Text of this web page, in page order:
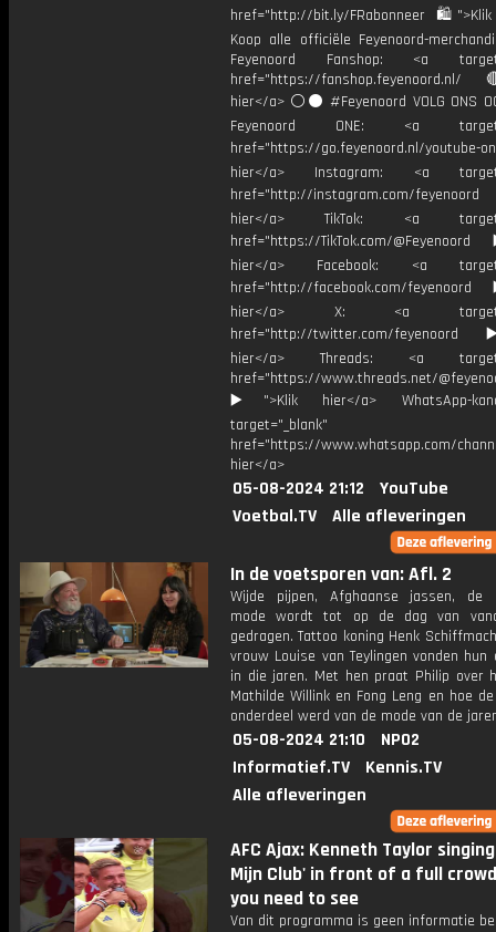
href="http://bit.ly/FRabonneer
Koop alle officiële Feyenoord-
Feyenoord Fanshop: <a
href="https://
hier</a> ⚪️⚫ #Feyenoord VOLG ONS
Feyenoord ONE: <a
href="https://go.feyenoord.nl/youtube-
hier</a> Instagram: <a
href="http://instagram.com/
hier</a> TikTok: <a
href="https://TikTok.com/
hier</a> Facebook: <a
href="http://facebook.com/
hier</a> X: <a
href="http://twitter.com/
hier</a> Threads: <a
href="https://www.threads.net/
▶️">Klik hier</a> WhatsApp-
target="_blank"
href="https://www.whatsapp.com/
hier</a>
05-08-2024 21:12
YouTube
Voetbal.TV
Alle afleveringen
In de voetsporen van: Afl. 2
Wijde pijpen, Afghaanse jassen, de
mode wordt tot op de dag van
gedragen. Tattoo koning Henk
vrouw Louise van Teylingen vonden
in die jaren. Met hen praat Philip over
Mathilde Willink en Fong Leng en hoe
onderdeel werd van de mode van de
05-08-2024 21:10
NPO2
Informatief.TV
Kennis.TV
Alle afleveringen
AFC Ajax: Kenneth Taylor
Mijn Club' in front of a full
you need to see
Van dit programma is geen informatie